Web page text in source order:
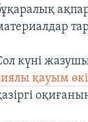
күні
қауым